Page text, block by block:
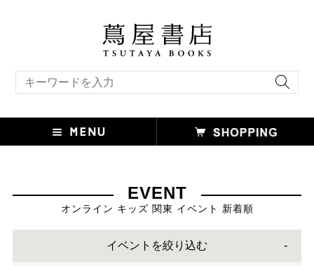
EVENT
オンライン キッズ 関東 イベント 新着順
イベントを絞り込む